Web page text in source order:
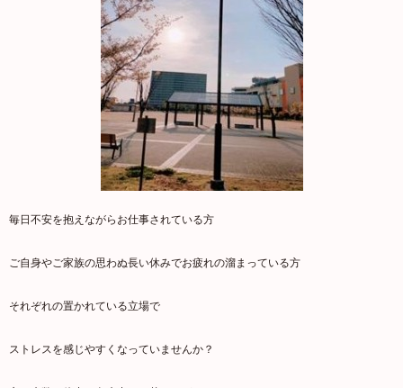
毎日不安を抱えながらお仕事されている方
ご自身やご家族の思わぬ長い休みでお疲れの溜まっている方
それぞれの置かれている立場で
ストレスを感じやすくなっていませんか？